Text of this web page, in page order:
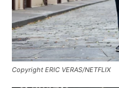
Copyright ERIC VERAS/NETFLIX